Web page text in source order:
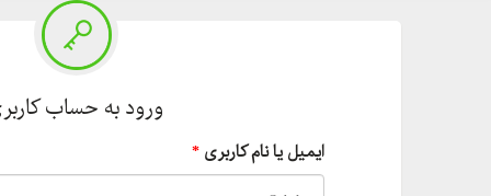
ورود به حساب
ایمیل یا نام کاربری *